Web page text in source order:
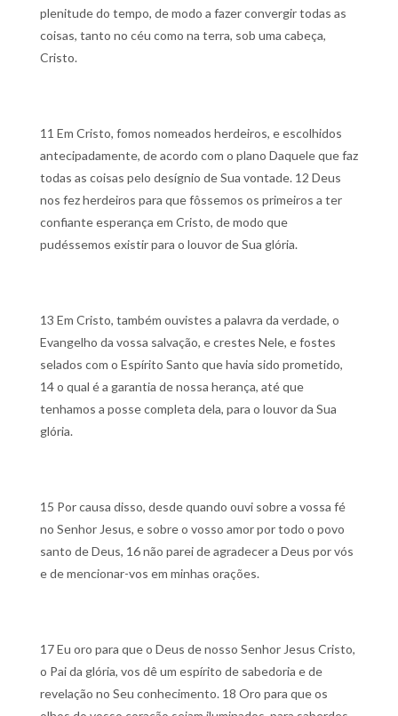
plenitude do tempo, de modo a fazer convergir todas as
coisas, tanto no céu como na terra, sob uma cabeça,
Cristo.
11 Em Cristo, fomos nomeados herdeiros, e escolhidos
antecipadamente, de acordo com o plano Daquele que faz
todas as coisas pelo desígnio de Sua vontade. 12 Deus
nos fez herdeiros para que fôssemos os primeiros a ter
confiante esperança em Cristo, de modo que
pudéssemos existir para o louvor de Sua glória.
13 Em Cristo, também ouvistes a palavra da verdade, o
Evangelho da vossa salvação, e crestes Nele, e fostes
selados com o Espírito Santo que havia sido prometido,
14 o qual é a garantia de nossa herança, até que
tenhamos a posse completa dela, para o louvor da Sua
glória.
15 Por causa disso, desde quando ouvi sobre a vossa fé
no Senhor Jesus, e sobre o vosso amor por todo o povo
santo de Deus, 16 não parei de agradecer a Deus por vós
e de mencionar-vos em minhas orações.
17 Eu oro para que o Deus de nosso Senhor Jesus Cristo,
o Pai da glória, vos dê um espírito de sabedoria e de
revelação no Seu conhecimento. 18 Oro para que os